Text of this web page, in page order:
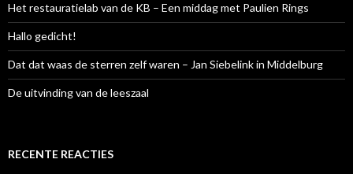
Het restauratielab van de KB – Een middag met Paulien Rings
Hallo gedicht!
Dat dat waas de sterren zelf waren – Jan Siebelink in Middelburg
De uitvinding van de leeszaal
RECENTE REACTIES